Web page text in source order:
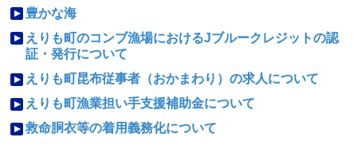
豊かな海
えりも町のコンブ漁場におけるJブルークレジットの認
証・発行について
えりも町昆布従事者（おかまわり）の求人について
えりも町漁業担い手支援補助金について
救命胴衣等の着用義務化について